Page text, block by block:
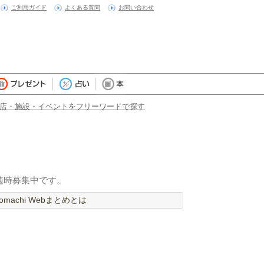
ご利用ガイド よくある質問 お問い合わせ
・施設・イベントをフリーワードで探す
募集中です。
Webまとめとは